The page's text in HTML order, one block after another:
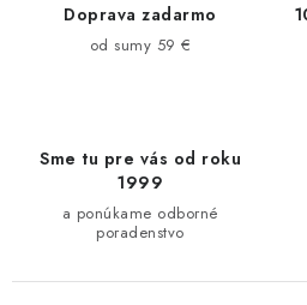
Doprava zadarmo
od sumy 59 €
Sme tu pre vás od roku
1999
a ponúkame odborné
poradenstvo